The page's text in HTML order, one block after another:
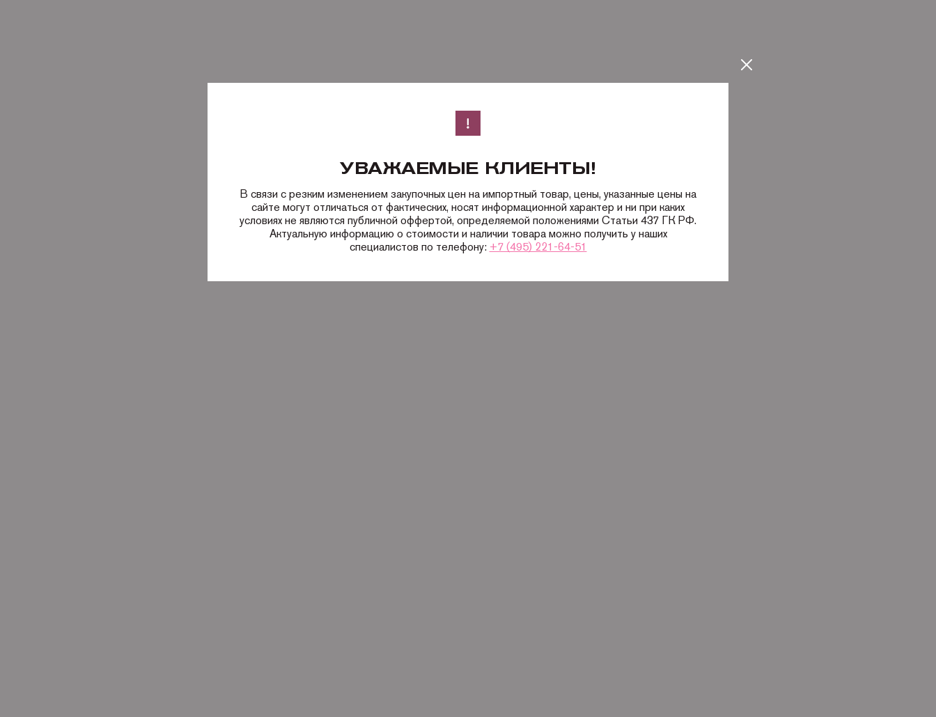
УВАЖАЕМЫЕ КЛИЕНТЫ!
В связи с резким изменением закупочных цен на импортный товар, цены, указанные цены на
сайте могут отличаться от фактических, носят информационной характер и ни при каких
условиях не являются публичной оффертой, определяемой положениями Статьи 437 ГК РФ.
Актуальную информацию о стоимости и наличии товара можно получить у наших
специалистов по телефону: +7 (495) 221-64-51